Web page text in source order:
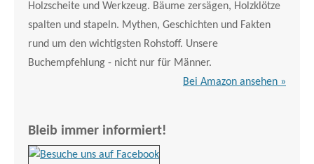
Holzscheite und Werkzeug. Bäume zersägen, Holzklötze
spalten und stapeln. Mythen, Geschichten und Fakten
rund um den wichtigsten Rohstoff. Unsere
Buchempfehlung - nicht nur für Männer.
Bei Amazon ansehen »
Bleib immer informiert!